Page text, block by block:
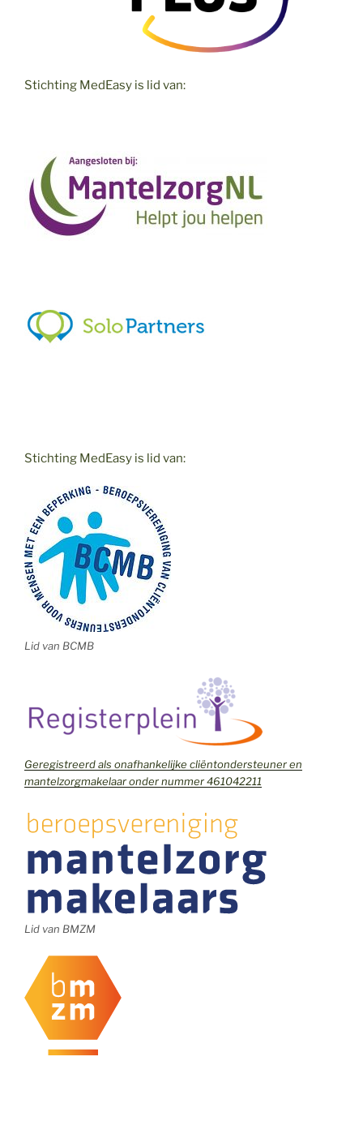
Stichting MedEasy is lid van:
Stichting MedEasy is lid van:
Lid van BCMB
Geregistreerd als onafhankelijke cliëntondersteuner en
mantelzorgmakelaar onder nummer 461042211
Lid van BMZM